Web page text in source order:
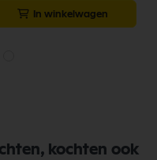
In winkelwagen
kochten ook